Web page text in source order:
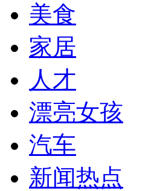
美食
家居
人才
漂亮女孩
汽车
新闻热点